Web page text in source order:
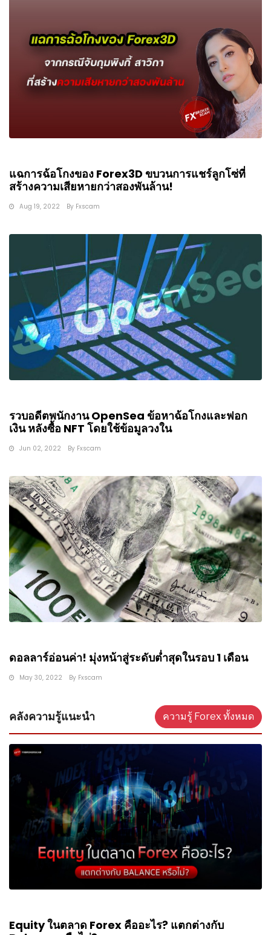
แฉการฉ้อโกงของ Forex3D ขบวนการแชร์ลูกโซ่ที่
สร้างความเสียหายกว่าสองพันล้าน!
Aug 19, 2022 By Fxscam
รวบอดีตพนักงาน OpenSea ข้อหาฉ้อโกงและฟอก
เงิน หลังซื้อ NFT โดยใช้ข้อมูลวงใน
Jun 02, 2022 By Fxscam
ดอลลาร์อ่อนค่า! มุ่งหน้าสู่ระดับต่ำสุดในรอบ 1 เดือน
May 30, 2022 By Fxscam
คลังความรู้แนะนำ ความรู้ Forex ทั้งหมด
Equity ในตลาด Forex คืออะไร? แตกต่างกับ